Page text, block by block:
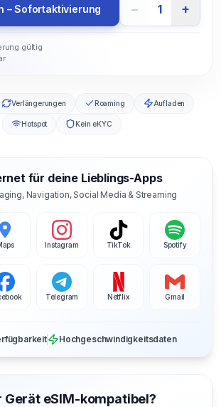
– Sofortaktivierung − 1 +
gültig
Verlängerungen Roaming Aufladen
Hotspot Kein eKYC
für deine Lieblings-Apps
Navigation, Social Media & Streaming
Instagram TikTok Spotify
Telegram Netflix Gmail
Hochgeschwindigkeitsdaten
Gerät eSIM-kompatibel?